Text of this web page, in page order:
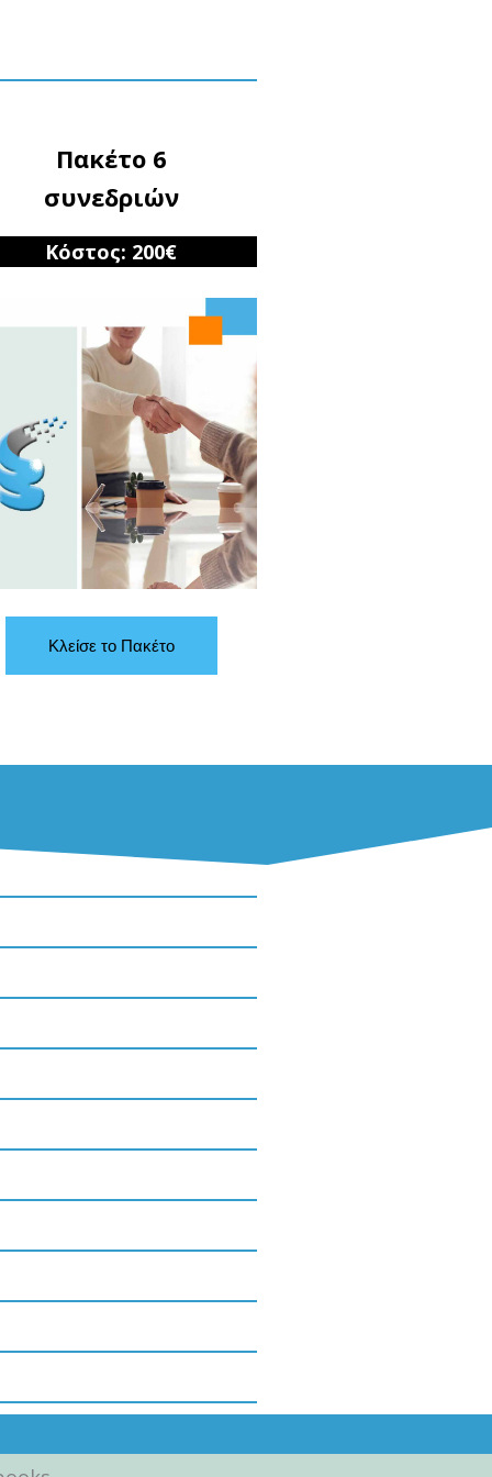
Πακέτο 6
συνεδριών
Κόστος: 200€
Κλείσε το Πακέτο